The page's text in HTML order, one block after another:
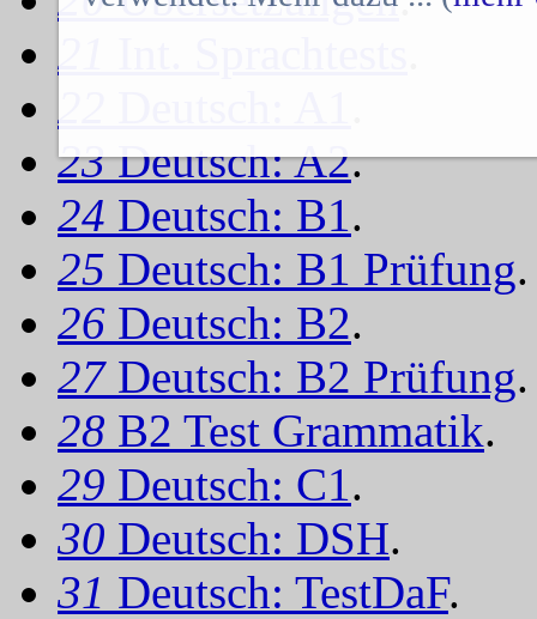
21
22
23Deutsch: A2.
24 Deutsch: B1.
25 Deutsch: B1 Prüfung.
26 Deutsch: B2.
27 Deutsch: B2 Prüfung.
28 B2 Test Grammatik.
29 Deutsch: C1.
30 Deutsch: DSH.
31 Deutsch: TestDaF.